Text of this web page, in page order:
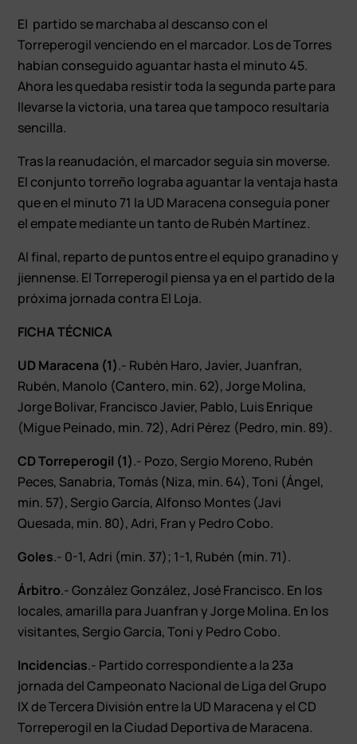
El partido se marchaba al descanso con el
Torreperogil venciendo en el marcador. Los de Torres
habían conseguido aguantar hasta el minuto 45.
Ahora les quedaba resistir toda la segunda parte para
llevarse la victoria, una tarea que tampoco resultaría
sencilla.
Tras la reanudación, el marcador seguía sin moverse.
El conjunto torreño lograba aguantar la ventaja hasta
que en el minuto 71 la UD Maracena conseguía poner
el empate mediante un tanto de Rubén Martínez.
Al final, reparto de puntos entre el equipo granadino y
jiennense. El Torreperogil piensa ya en el partido de la
próxima jornada contra El Loja.
FICHA TÉCNICA
UD Maracena (1).- Rubén Haro, Javier, Juanfran,
Rubén, Manolo (Cantero, min. 62), Jorge Molina,
Jorge Bolivar, Francisco Javier, Pablo, Luis Enrique
(Migue Peinado, min. 72), Adri Pérez (Pedro, min. 89).
CD Torreperogil (1).- Pozo, Sergio Moreno, Rubén
Peces, Sanabria, Tomás (Niza, min. 64), Toni (Ángel,
min. 57), Sergio García, Alfonso Montes (Javi
Quesada, min. 80), Adri, Fran y Pedro Cobo.
Goles.- 0-1, Adri (min. 37); 1-1, Rubén (min. 71).
Árbitro.- González González, José Francisco. En los
locales, amarilla para Juanfran y Jorge Molina. En los
visitantes, Sergio García, Toni y Pedro Cobo.
Incidencias.- Partido correspondiente a la 23ª
jornada del Campeonato Nacional de Liga del Grupo
IX de Tercera División entre la UD Maracena y el CD
Torreperogil en la Ciudad Deportiva de Maracena.